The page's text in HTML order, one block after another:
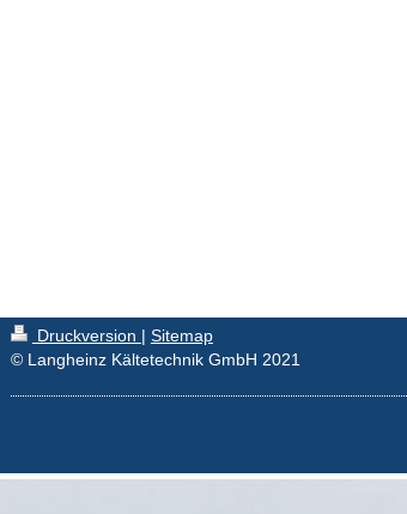
Druckversion | Sitemap
© Langheinz Kältetechnik GmbH 2021